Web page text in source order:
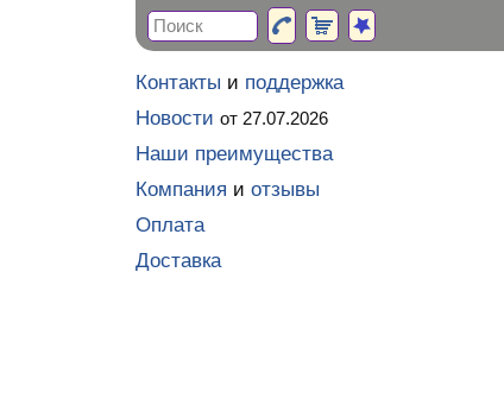
Контакты и поддержка
Новости от 27.07.2026
Наши преимущества
Компания и отзывы
Оплата
Доставка